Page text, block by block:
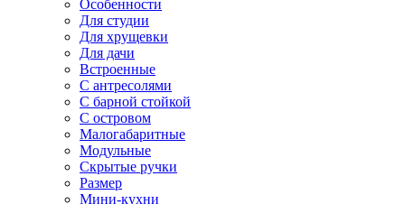
Особенности
Для студии
Для хрущевки
Для дачи
Встроенные
С антресолями
С барной стойкой
С островом
Малогабаритные
Модульные
Скрытые ручки
Размер
Мини-кухни